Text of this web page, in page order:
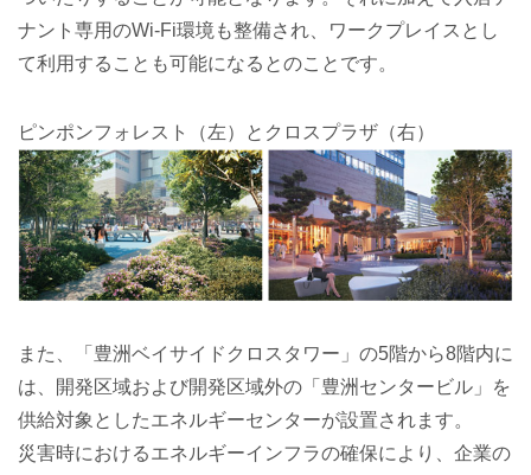
ナント専用のWi-Fi環境も整備され、ワークプレイスとし
て利用することも可能になるとのことです。
ピンポンフォレスト（左）とクロスプラザ（右）
また、「豊洲ベイサイドクロスタワー」の5階から8階内に
は、開発区域および開発区域外の「豊洲センタービル」を
供給対象としたエネルギーセンターが設置されます。
災害時におけるエネルギーインフラの確保により、企業の